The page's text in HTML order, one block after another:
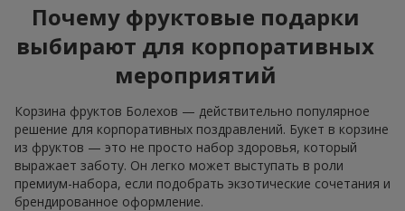
Почему фруктовые подарки
выбирают для корпоративных
мероприятий
Корзина фруктов Болехов — действительно популярное
решение для корпоративных поздравлений. Букет в корзине
из фруктов — это не просто набор здоровья, который
выражает заботу. Он легко может выступать в роли
премиум-набора, если подобрать экзотические сочетания и
брендированное оформление.